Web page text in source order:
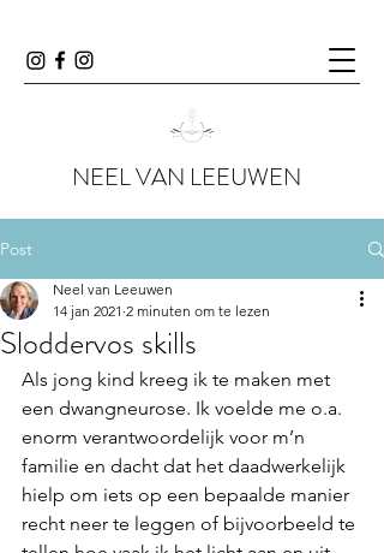
NEEL VAN LEEUWEN
Post
Sloddervos skills
Neel van Leeuwen
14 jan 2021 2 minuten om te lezen
Als jong kind kreeg ik te maken met
een dwangneurose. Ik voelde me o.a.
enorm verantwoordelijk voor m’n
familie en dacht dat het daadwerkelijk
hielp om iets op een bepaalde manier
recht neer te leggen of bijvoorbeeld te